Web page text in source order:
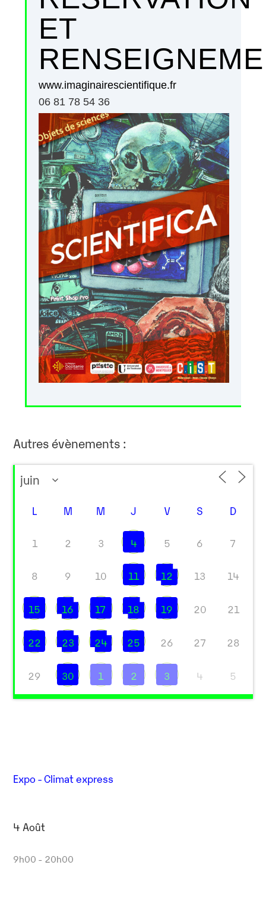
ET
www.imaginairescientifique.fr
06 81 78 54 36
Autres évènements :
L M M J V S D
1 2 3 4 5 6 7
8 9 10 11 12 13 14
15 16 17 18 19 20 21
22 23 24 25 26 27 28
29 30 1 2 3 4 5
Expo - Climat express
4 Août
9h00 - 20h00